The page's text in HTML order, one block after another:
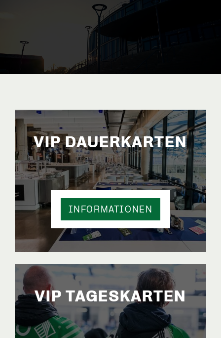
VIP DAUERKARTEN
INFORMATIONEN
VIP TAGESKARTEN